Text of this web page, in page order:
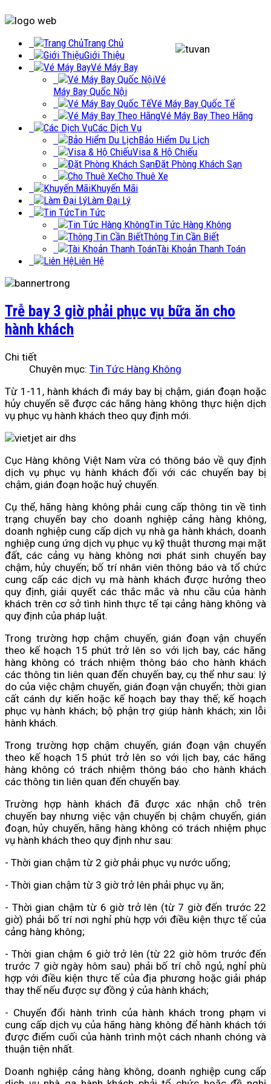
Trang Chủ
Giới Thiệu
Vé Máy Bay
Vé
Máy Bay Quốc Nội
Vé Máy Bay Quốc Tế
Vé Máy Bay Theo Hãng
Các Dịch Vụ
Bảo Hiểm Du Lịch
Visa & Hộ Chiếu
Đặt Phòng Khách Sạn
Cho Thuê Xe
Khuyến Mãi
Làm Đại Lý
Tin Tức
Tin Tức Hàng Không
Thông Tin Cần Biết
Tài Khoản Thanh Toán
Liên Hệ
Trễ bay 3 giờ phải phục vụ bữa ăn cho
hành khách
Chi tiết
Chuyên mục: Tin Tức Hàng Không
Từ 1-11, hành khách đi máy bay bị chậm, gián đoạn hoặc
hủy chuyến sẽ được các hãng hàng không thực hiện dịch
vụ phục vụ hành khách theo quy định mới.
Cục Hàng không Việt Nam vừa có thông báo về quy định
dịch vụ phục vụ hành khách đối với các chuyến bay bị
chậm, gián đoạn hoặc huỷ chuyến.
Cụ thể, hãng hàng không phải cung cấp thông tin về tình
trạng chuyến bay cho doanh nghiệp cảng hàng không,
doanh nghiệp cung cấp dịch vụ nhà ga hành khách, doanh
nghiệp cung ứng dịch vụ phục vụ kỹ thuật thương mại mặt
đất, các cảng vụ hàng không nơi phát sinh chuyến bay
chậm, hủy chuyến; bố trí nhân viên thông báo và tổ chức
cung cấp các dịch vụ mà hành khách được hưởng theo
quy định, giải quyết các thắc mắc và nhu cầu của hành
khách trên cơ sở tình hình thực tế tại cảng hàng không và
quy định của pháp luật.
Trong trường hợp chậm chuyến, gián đoạn vận chuyển
theo kế hoạch 15 phút trở lên so với lịch bay, các hãng
hàng không có trách nhiệm thông báo cho hành khách
các thông tin liên quan đến chuyến bay, cụ thể như sau: lý
do của việc chậm chuyến, gián đoạn vận chuyển; thời gian
cất cánh dự kiến hoặc kế hoạch bay thay thế; kế hoạch
phục vụ hành khách; bộ phận trợ giúp hành khách; xin lỗi
hành khách.
Trong trường hợp chậm chuyến, gián đoạn vận chuyển
theo kế hoạch 15 phút trở lên so với lịch bay, các hãng
hàng không có trách nhiệm thông báo cho hành khách
các thông tin liên quan đến chuyến bay.
Trường hợp hành khách đã được xác nhận chỗ trên
chuyến bay nhưng việc vận chuyển bị chậm chuyến, gián
đoạn, hủy chuyến, hãng hàng không có trách nhiệm phục
vụ hành khách theo quy định như sau:
- Thời gian chậm từ 2 giờ phải phục vụ nước uống;
- Thời gian chậm từ 3 giờ trở lên phải phục vụ ăn;
- Thời gian chậm từ 6 giờ trở lên (từ 7 giờ đến trước 22
giờ) phải bố trí nơi nghỉ phù hợp với điều kiện thực tế của
cảng hàng không;
- Thời gian chậm 6 giờ trở lên (từ 22 giờ hôm trước đến
trước 7 giờ ngày hôm sau) phải bố trí chỗ ngủ, nghỉ phù
hợp với điều kiện thực tế của địa phương hoặc giải pháp
thay thế nếu được sự đồng ý của hành khách;
- Chuyển đổi hành trình của hành khách trong phạm vi
cung cấp dịch vụ của hãng hàng không để hành khách tới
được điểm cuối của hành trình một cách nhanh chóng và
thuận tiện nhất.
Doanh nghiệp cảng hàng không, doanh nghiệp cung cấp